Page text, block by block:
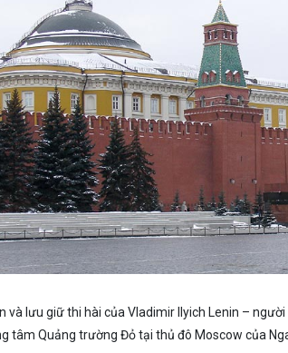
và lưu giữ thi hài của Vladimir Ilyich Lenin –
tâm Quảng trường Đỏ tại thủ đô Moscow của